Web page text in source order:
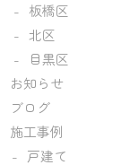
板橋区
北区
目黒区
お知らせ
ブログ
施工事例
戸建て